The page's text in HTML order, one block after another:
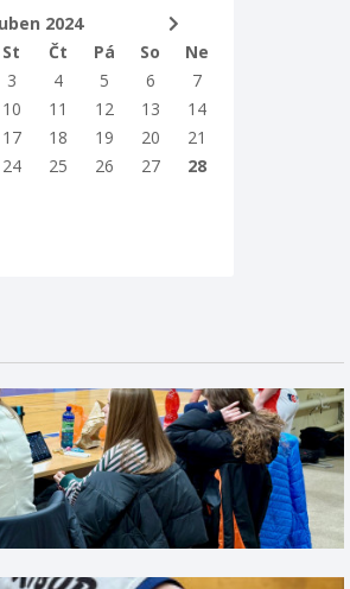
2024
St Čt Pá So
Ne
3 4 5 6
7
10 11 12 13
14
17 18 19 20
21
24 25 26 27
28